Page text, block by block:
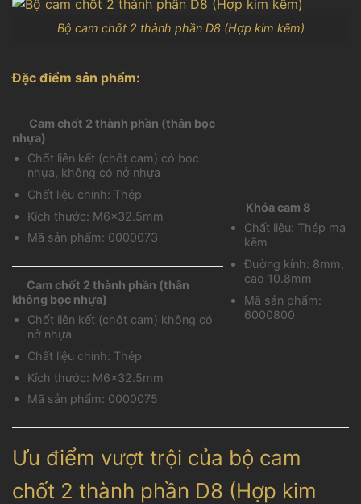
Bộ cam chốt 2 thành phần D8 (Hợp kim kẽm)
Đặc điểm sản phẩm:
Cam chốt 2 thành phần (thân bọc
nhựa)
Chốt liên kết (chốt cam) có bọc
nhựa, không có nở nhựa
Chất liệu chính: Thép
Kích thước: M6x32.5mm
Mã sản phẩm: 0000073
Khóa cam 8
Chất liệu: Thép mạ
kẽm
Đường kính: 8mm,
cao 10.8mm
Mã sản phẩm:
6000800
Cam chốt 2 thành phần (thân
không bọc nhựa)
Chốt liên kết (chốt cam) không có
nở nhựa
Chất liệu chính: Thép
Kích thước: M6x32.5mm
Mã sản phẩm: 0000075
Ưu điểm vượt trội của bộ cam
chốt 2 thành phần D8 (Hợp kim